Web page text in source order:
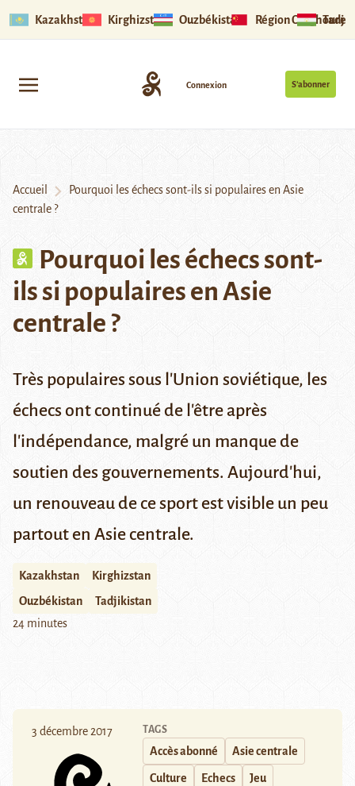
Kazakhstan Kirghizstan Ouzbékistan Région Ouïghoure
S’abonner
Connexion
Accueil
Pourquoi les échecs sont-ils si populaires en Asie
centrale ?
Pourquoi les échecs sont-
ils si populaires en Asie
centrale ?
Très populaires sous l'Union soviétique, les
échecs ont continué de l'être après
l'indépendance, malgré un manque de
soutien des gouvernements. Aujourd'hui,
un renouveau de ce sport est visible un peu
partout en Asie centrale.
Kazakhstan
Kirghizstan
Ouzbékistan
Tadjikistan
24 minutes
3 décembre 2017 TAGS
Accès abonné Asie centrale
Culture Echecs Jeu